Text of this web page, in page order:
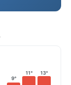
9°
11° 13°